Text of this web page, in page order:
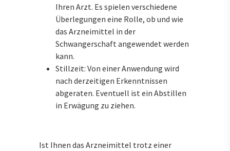
Ihren Arzt. Es spielen verschiedene
Überlegungen eine Rolle, ob und wie
das Arzneimittel in der
Schwangerschaft angewendet werden
kann.
Stillzeit: Von einer Anwendung wird
nach derzeitigen Erkenntnissen
abgeraten. Eventuell ist ein Abstillen
in Erwägung zu ziehen.
Ist Ihnen das Arzneimittel trotz einer